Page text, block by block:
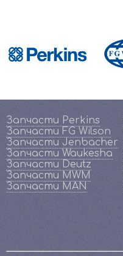
Запчасти Perkins
Запчасти FG Wilson
Запчасти Jenbacher
Запчасти Waukesha
Запчасти Deutz
Запчасти MWM
Запчасти MAN